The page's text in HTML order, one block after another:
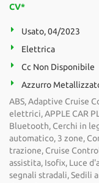
CV*
Usato, 04/2023
Elettrica
Cc Non Disponibile
Azzurro
ABS, Adaptive Cruise
elettrici, APPLE CAR
Bluetooth, Cerchi in
automatico, 3 zone,
trazione, Cruise
assistita, Isofix, Luce
segnali stradali, Sedili